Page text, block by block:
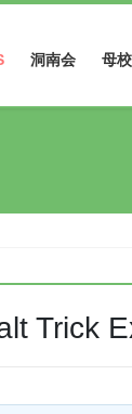
洞南会 母校
Trick